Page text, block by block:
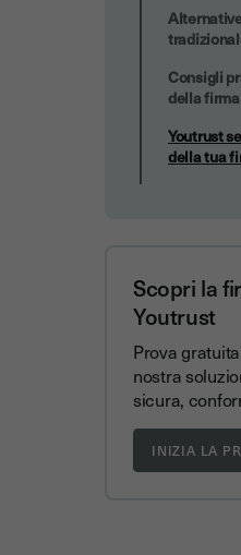
Consigli
della firma
Youtrust
della tua
Scopri la
Youtrust
Prova
nostra
sicura,